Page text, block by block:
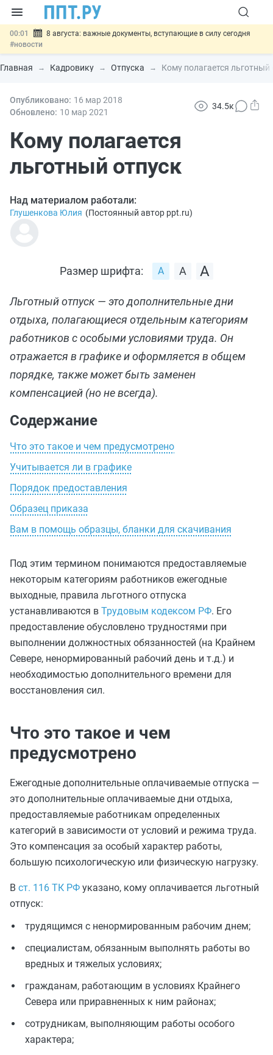
00:01
8 августа: важные документы, вступающие в силу сегодня
#новости
07.08 Подписан закон о блокировке продажи опасных товаров через
«Честный знак»#новости
07.08 Госпошлину за устранение ошибок в документах предлагают
отменить#новости
отношений
Главная Кадровику Отпуска Кому полагается льготный
Опубликовано: 16 мар 2018
Обновлено: 10 мар 2021
34.5к
Кому полагается
льготный отпуск
Над материалом работали:
Глушенкова Юлия (Постоянный автор ppt.ru)
Размер шрифта:
Льготный отпуск — это дополнительные дни
отдыха, полагающиеся отдельным категориям
работников с особыми условиями труда. Он
отражается в графике и оформляется в общем
порядке, также может быть заменен
компенсацией (но не всегда).
Содержание
Что это такое и чем предусмотрено
Учитывается ли в графике
Порядок предоставления
Образец приказа
Вам в помощь образцы, бланки для скачивания
Под этим термином понимаются предоставляемые
некоторым категориям работников ежегодные
выходные, правила льготного отпуска
устанавливаются в Трудовым кодексом РФ. Его
предоставление обусловлено трудностями при
выполнении должностных обязанностей (на Крайнем
Севере, ненормированный рабочий день и т.д.) и
необходимостью дополнительного времени для
восстановления сил.
Что это такое и чем
предусмотрено
Ежегодные дополнительные оплачиваемые отпуска —
это дополнительные оплачиваемые дни отдыха,
предоставляемые работникам определенных
категорий в зависимости от условий и режима труда.
Это компенсация за особый характер работы,
большую психологическую или физическую нагрузку.
В ст. 116 ТК РФ указано, кому оплачивается льготный
отпуск:
трудящимся с ненормированным рабочим днем;
специалистам, обязанным выполнять работы во
вредных и тяжелых условиях;
гражданам, работающим в условиях Крайнего
Севера или приравненных к ним районах;
сотрудникам, выполняющим работы особого
характера;